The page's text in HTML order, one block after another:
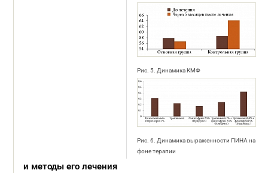
Рис. 5. Динамика КМФ
Рис. 6. Динамика выраженности ПИНА на
фоне терапии
и методы его лечения